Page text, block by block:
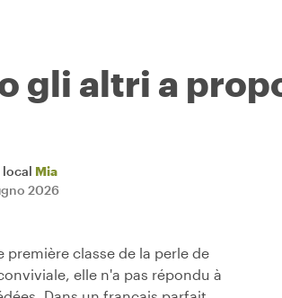
gli altri a
local Mia
2026
classe de la perle de
elle n'a pas répondu à